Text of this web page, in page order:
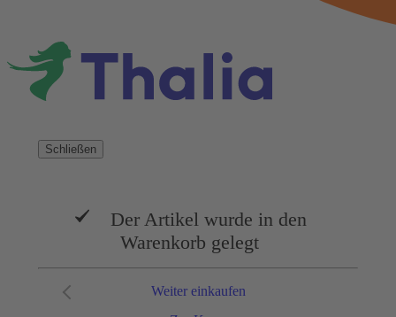
Schließen
Der Artikel wurde in den
Warenkorb gelegt
Weiter einkaufen